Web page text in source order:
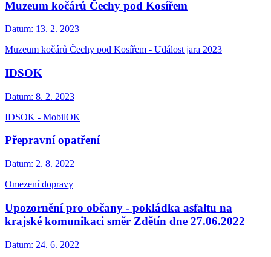
Muzeum kočárů Čechy pod Kosířem
Datum: 13. 2. 2023
Muzeum kočárů Čechy pod Kosířem - Událost jara 2023
IDSOK
Datum: 8. 2. 2023
IDSOK - MobilOK
Přepravní opatření
Datum: 2. 8. 2022
Omezení dopravy
Upozornění pro občany - pokládka asfaltu na
krajské komunikaci směr Zdětín dne 27.06.2022
Datum: 24. 6. 2022